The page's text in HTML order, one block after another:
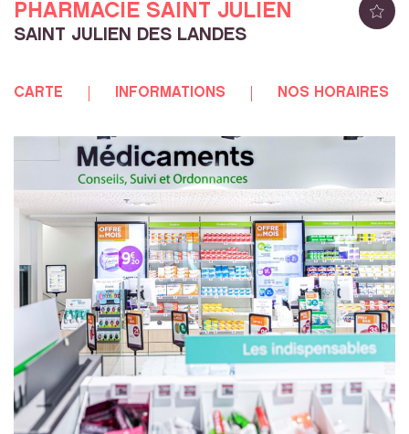
PHARMACIE SAINT JULIEN
SAINT JULIEN DES LANDES
CARTE INFORMATIONS NOS HORAIRES